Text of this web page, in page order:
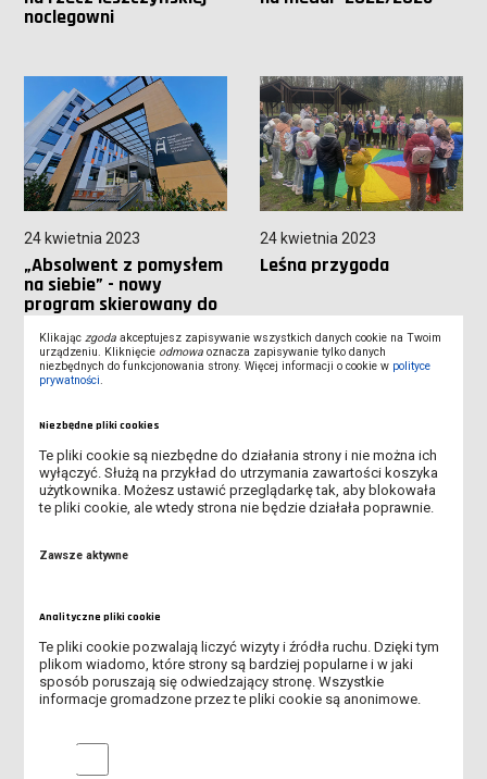
noclegowni
24 kwietnia 2023
„Absolwent z pomysłem
na siebie” - nowy
program skierowany do
osób z
niepełnosprawnościami
24 kwietnia 2023
Leśna przygoda
19 kwietnia 2023
rzecznik leszczyńskiej
Gostyniu
Klikajączgoda akceptujesz zapisywanie wszystkich danych cookie na Twoim
urządzeniu. Kliknięcie odmowa oznacza zapisywanie tylko danych
niezbędnych do funkcjonowania strony. Więcej informacji o cookie w polityce
prywatności.
Niezbędne pliki cookies
Te pliki cookie są niezbędne do działania strony i nie można ich
wyłączyć. Służą na przykład do utrzymania zawartości koszyka
użytkownika. Możesz ustawić przeglądarkę tak, aby blokowała
te pliki cookie, ale wtedy strona nie będzie działała poprawnie.
Zawsze aktywne
Analityczne pliki cookie
Te pliki cookie pozwalają liczyć wizyty i źródła ruchu. Dzięki tym
plikom wiadomo, które strony są bardziej popularne i w jaki
sposób poruszają się odwiedzający stronę. Wszystkie
informacje gromadzone przez te pliki cookie są anonimowe.
Analityczne pliki cookie